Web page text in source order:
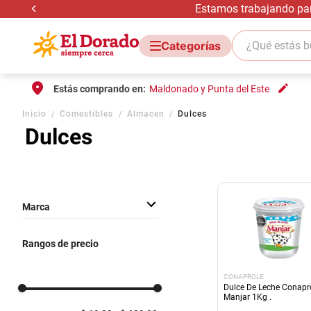
Estamos trabajando
¿Qué estás
Estás comprando en: Maldonado y Punta del Este
Inicio Comestibles Almacen Dulces
Dulces
Marca
CONAPROLE
Rangos de precio
CONAPROLE
Dulce De Leche
Manjar 1Kg .